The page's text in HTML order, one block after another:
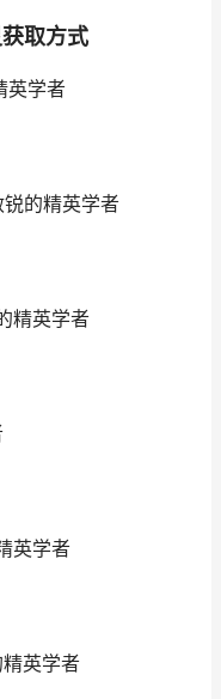
取方式
英学者
的精英学者
精英学者
英学者
英学者